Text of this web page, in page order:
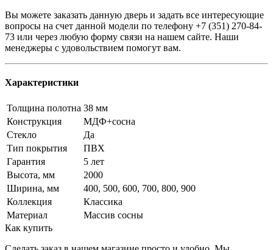
Вы можете заказать данную дверь и задать все интересующие
вопросы на счет данной модели по телефону +7 (351) 270-84-
73 или через любую форму связи на нашем сайте. Наши
менеджеры с удовольствием помогут вам.
Характеристики
Толщина полотна 38 мм
Конструкция
МДФ+сосна
Стекло
Да
Тип покрытия
ПВХ
Гарантия
5 лет
Высота, мм
2000
Ширина, мм
400, 500, 600, 700, 800, 900
Коллекция
Классика
Материал
Массив сосны
Как купить